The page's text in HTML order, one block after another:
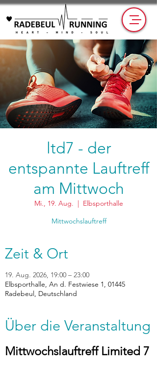
ltd7 - der
entspannte Lauftreff
am Mittwoch
Mi., 19. Aug.
  |
Elbsporthalle
Mittwochslauftreff
Zeit & Ort
19. Aug. 2026, 19:00 – 23:00
Elbsporthalle, An d. Festwiese 1, 01445
Radebeul, Deutschland
Über die Veranstaltung
Mittwochslauftreff Limited 7